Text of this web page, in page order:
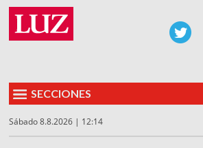
SECCIONES
Sábado 8.8.2026 | 12:14